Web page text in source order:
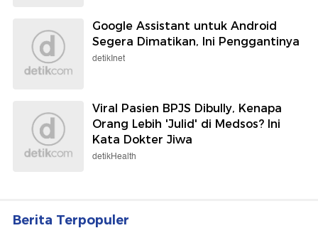
Google Assistant untuk Android
Segera Dimatikan, Ini Penggantinya
detikInet
Viral Pasien BPJS Dibully, Kenapa
Orang Lebih 'Julid' di Medsos? Ini
Kata Dokter Jiwa
detikHealth
Berita Terpopuler